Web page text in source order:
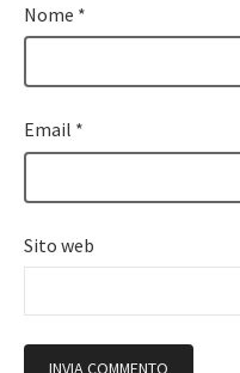
Nome *
Email *
Sito web